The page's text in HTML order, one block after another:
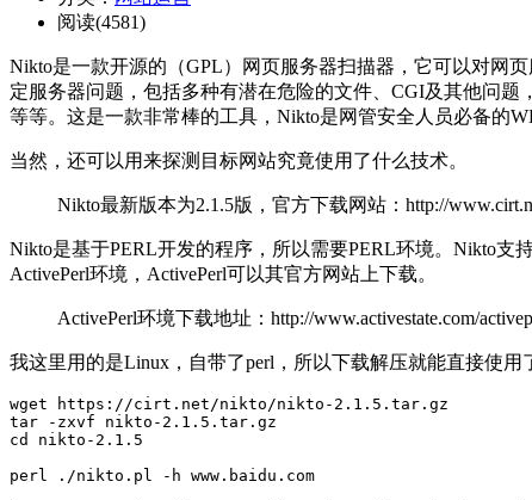
阅读(4581)
Nikto是一款开源的（GPL）网页服务器扫描器，它可以对网
定服务器问题，包括多种有潜在危险的文件、CGI及其他问
等等。这是一款非常棒的工具，Nikto是网管安全人员必备的
当然，还可以用来探测目标网站究竟使用了什么技术。
Nikto最新版本为2.1.5版，官方下载网站：http://
Nikto是基于PERL开发的程序，所以需要PERL环境。Nikto支
ActivePerl环境，ActivePerl可以其官方网站上下载。
ActivePerl环境下载地址：http://www.activestate.com/
我这里用的是Linux，自带了perl，所以下载解压就能直接使用
wget https://cirt.net/nikto/nikto-2.1.5.tar.gz
tar -zxvf nikto-2.1.5.tar.gz
cd nikto-2.1.5
perl ./nikto.pl -h www.baidu.com